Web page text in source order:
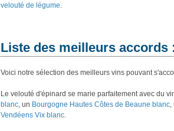
velouté de légume.
Liste des meilleurs accords
Voici notre sélection des meilleurs vins pouvant
Le velouté d'épinard se marie parfaitement avec du
blanc, un Bourgogne Hautes Côtes de Beaune blanc,
Vendéens Vix blanc.